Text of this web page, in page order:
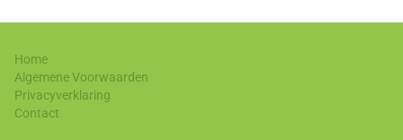
Home
Algemene Voorwaarden
Privacyverklaring
Contact